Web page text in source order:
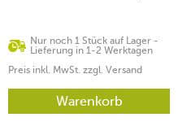
Nur noch 1 Stück auf Lager -
Lieferung in 1-2 Werktagen
Preis inkl. MwSt. zzgl. Versand
Warenkorb